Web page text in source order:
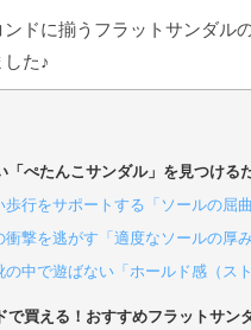
ドに揃うフラットサンダル
た♪
「ぺたんこサンダル」を見つける
歩行をサポートする「ソールの屈曲
衝撃を逃がす「適度なソールの厚
の中で遊ばない「ホールド感（ス
で買える！おすすめフラットサン